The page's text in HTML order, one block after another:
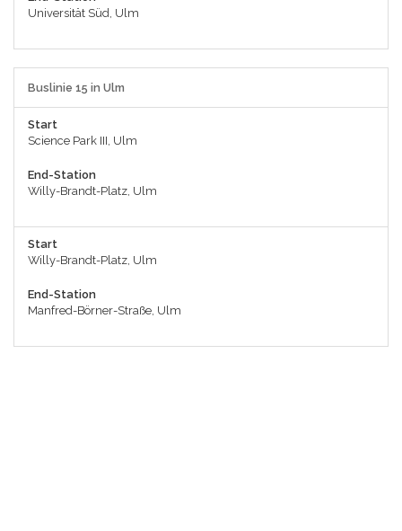
Universität Süd, Ulm
Buslinie 15 in Ulm
Start
Science Park III, Ulm
End-Station
Willy-Brandt-Platz, Ulm
Start
Willy-Brandt-Platz, Ulm
End-Station
Manfred-Börner-Straße, Ulm